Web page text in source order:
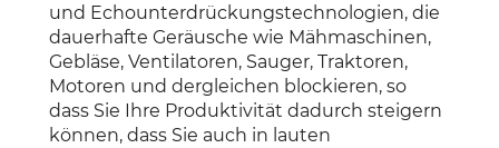
und Echounterdrückungstechnologien, die
dauerhafte Geräusche wie Mähmaschinen,
Gebläse, Ventilatoren, Sauger, Traktoren,
Motoren und dergleichen blockieren, so
dass Sie Ihre Produktivität dadurch steigern
können, dass Sie auch in lauten